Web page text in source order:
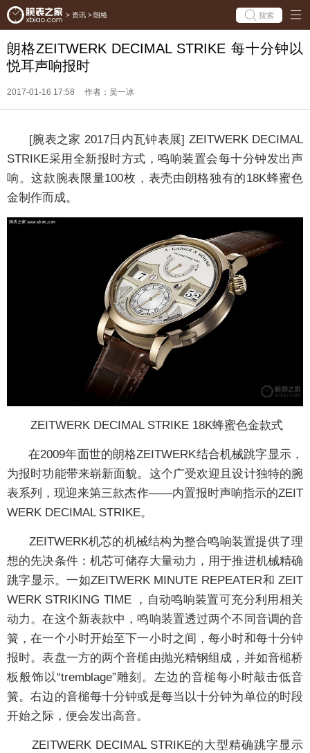
> 资讯 > 朗格 搜索
朗格ZEITWERK DECIMAL STRIKE 每十分钟以
悦耳声响报时
2017-01-16 17:58 作者：吴一冰
[腕表之家 2017日内瓦钟表展] ZEITWERK DECIMAL
STRIKE采用全新报时方式，鸣响装置会每十分钟发出声
响。这款腕表限量100枚，表壳由朗格独有的18K蜂蜜色
金制作而成。
ZEITWERK DECIMAL STRIKE 18K蜂蜜色金款式
在2009年面世的朗格ZEITWERK结合机械跳字显示，
为报时功能带来崭新面貌。这个广受欢迎且设计独特的腕
表系列，现迎来第三款杰作——内置报时声响指示的ZEIT
WERK DECIMAL STRIKE。
ZEITWERK机芯的机械结构为整合鸣响装置提供了理
想的先决条件：机芯可储存大量动力，用于推进机械精确
跳字显示。一如ZEITWERK MINUTE REPEATER和 ZEIT
WERK STRIKING TIME ，自动鸣响装置可充分利用相关
动力。在这个新表款中，鸣响装置透过两个不同音调的音
簧，在一个小时开始至下一小时之间，每小时和每十分钟
报时。表盘一方的两个音槌由抛光精钢组成，并如音槌桥
板般饰以“tremblage”雕刻。左边的音槌每小时敲击低音
簧。右边的音槌每十分钟或是每当以十分钟为单位的时段
开始之际，便会发出高音。
ZEITWERK DECIMAL STRIKE的大型精确跳字显示